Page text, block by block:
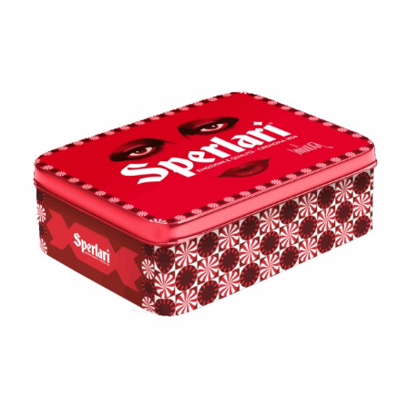
VALORI NUTRIZIONALI per
Energia 1.1148Kj/276Kcal - Grassi 20g
di cui acidi
grassi saturi 6,5g - Carboidrati 0g di cui zuccheri 0g -
Proteine 24g - Sale 2,1g.
Sacchetto di Lenticchie 500g -
INGREDIENTI:Lenticchie.VALORI NUTRIZIONALI per
Energia 1.438 Kj/339Kcal - Grassi 2gdi cui acidi grassi
saturi 0,3g - Carboidrati 24g di cui zuccheri 2,4g - Fibre 13g -
Proteine 26g - Sale 2g.